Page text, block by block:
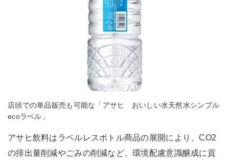
店頭での単品販売も可能な「アサヒ おいしい水天然水シンプル
ecoラベル」
アサヒ飲料はラベルレスボトル商品の展開により、CO2
の排出量削減やごみの削減など、環境配慮意識醸成に貢